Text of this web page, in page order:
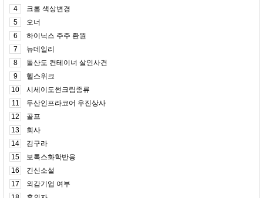
4
크롬 색상변경
5
오너
6
하이닉스 주주 환원
7
뉴데일리
8
돌산도 컨테이너 살인사건
9
헬스위크
10
시세이도썬크림종류
11
두산인프라코어 우진상사
12
골프
13
회사
14
김구라
15
보톡스화학반응
16
긴신소설
17
외감기업 여부